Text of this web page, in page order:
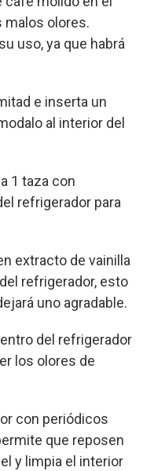
malos olores.
uso, ya que habrá
e inserta un
al interior del
1 taza con
refrigerador para
extracto de vainilla
refrigerador, esto
uno agradable.
del refrigerador
los olores de
con periódicos
que reposen
y limpia el interior